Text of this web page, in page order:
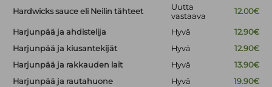
Hardwicks sauce eli Neilin tähteet
Uutta
vastaava
12.00€
Harjunpää ja ahdistelija Hyvä
12.90€
Harjunpää ja kiusantekijät
Hyvä
12.90€
Harjunpää ja rakkauden lait
Hyvä
13.90€
Harjunpää ja rautahuone
Hyvä
19.90€